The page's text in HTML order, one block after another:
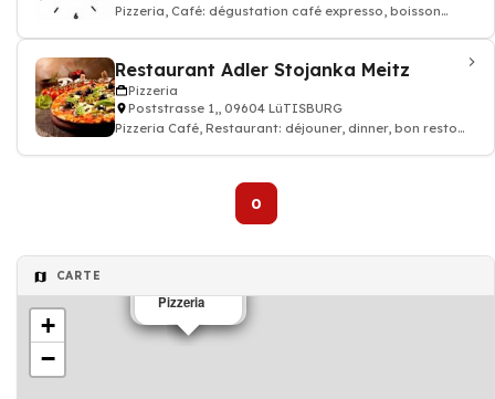
Pizzeria, Café: dégustation café expresso, boisson
Restaurant Adler Stojanka Meitz
Pizzeria
Poststrasse 1,, 09604 LüTISBURG
Pizzeria Café, Restaurant: déjouner, dinner, bon resto
0
CARTE
Restaurant
Pizzeria
+
−